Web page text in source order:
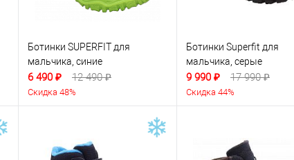
Ботинки SUPERFIT для
мальчика, синие
6 490 ₽ 12 490 ₽
Скидка 48%
Ботинки Superfit для
мальчика, серые
9 990 ₽ 17 990 ₽
Скидка 44%